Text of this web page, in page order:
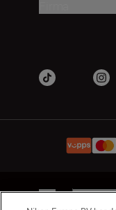
NO Nikon